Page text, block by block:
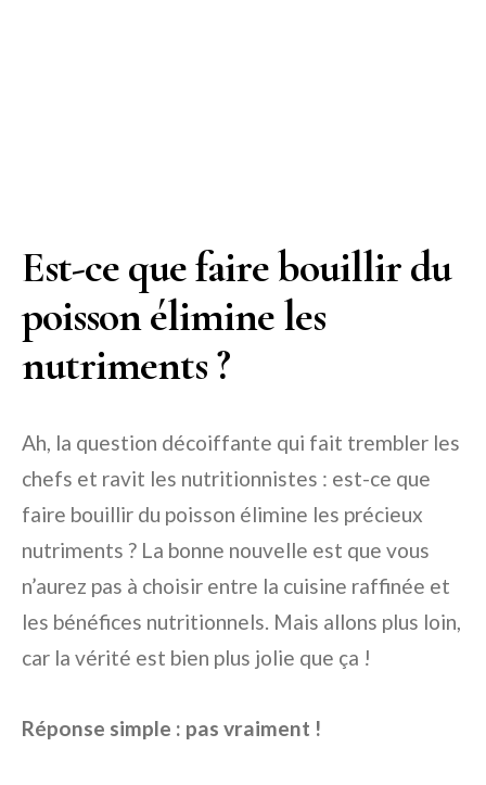
Est-ce que faire bouillir du
poisson élimine les
nutriments ?
Ah, la question décoiffante qui fait trembler les
chefs et ravit les nutritionnistes : est-ce que
faire bouillir du poisson élimine les précieux
nutriments ? La bonne nouvelle est que vous
n’aurez pas à choisir entre la cuisine raffinée et
les bénéfices nutritionnels. Mais allons plus loin,
car la vérité est bien plus jolie que ça !
Réponse simple : pas vraiment !